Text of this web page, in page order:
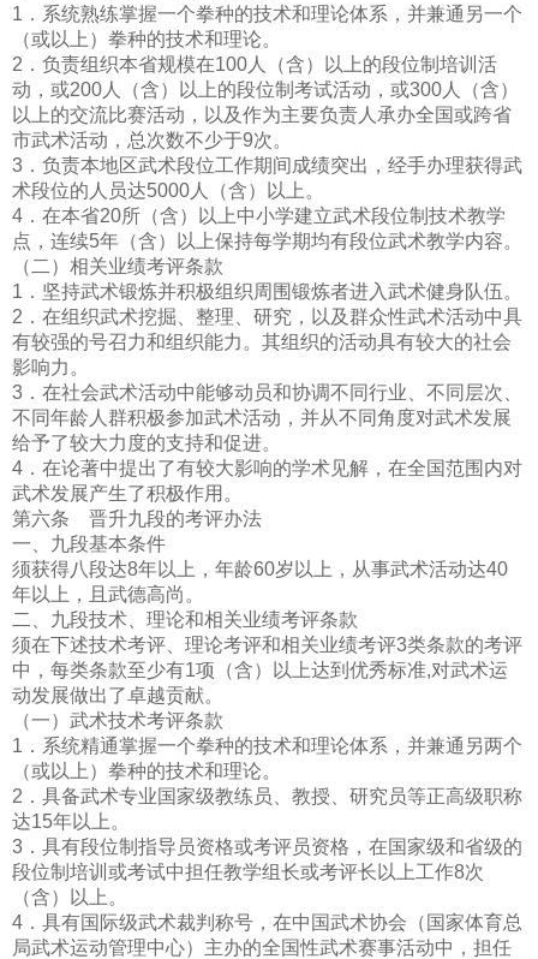
1．系统熟练掌握一个拳种的技术和理论体系，并兼通另一个
（或以上）拳种的技术和理论。
2．负责组织本省规模在100人（含）以上的段位制培训活
动，或200人（含）以上的段位制考试活动，或300人（含）
以上的交流比赛活动，以及作为主要负责人承办全国或跨省
市武术活动，总次数不少于9次。
3．负责本地区武术段位工作期间成绩突出，经手办理获得武
术段位的人员达5000人（含）以上。
4．在本省20所（含）以上中小学建立武术段位制技术教学
点，连续5年（含）以上保持每学期均有段位武术教学内容。
（二）相关业绩考评条款
1．坚持武术锻炼并积极组织周围锻炼者进入武术健身队伍。
2．在组织武术挖掘、整理、研究，以及群众性武术活动中具
有较强的号召力和组织能力。其组织的活动具有较大的社会
影响力。
3．在社会武术活动中能够动员和协调不同行业、不同层次、
不同年龄人群积极参加武术活动，并从不同角度对武术发展
给予了较大力度的支持和促进。
4．在论著中提出了有较大影响的学术见解，在全国范围内对
武术发展产生了积极作用。
第六条 晋升九段的考评办法
一、九段基本条件
须获得八段达8年以上，年龄60岁以上，从事武术活动达40
年以上，且武德高尚。
二、九段技术、理论和相关业绩考评条款
须在下述技术考评、理论考评和相关业绩考评3类条款的考评
中，每类条款至少有1项（含）以上达到优秀标准,对武术运
动发展做出了卓越贡献。
（一）武术技术考评条款
1．系统精通掌握一个拳种的技术和理论体系，并兼通另两个
（或以上）拳种的技术和理论。
2．具备武术专业国家级教练员、教授、研究员等正高级职称
达15年以上。
3．具有段位制指导员资格或考评员资格，在国家级和省级的
段位制培训或考试中担任教学组长或考评长以上工作8次
（含）以上。
4．具有国际级武术裁判称号，在中国武术协会（国家体育总
局武术运动管理中心）主办的全国性武术赛事活动中，担任